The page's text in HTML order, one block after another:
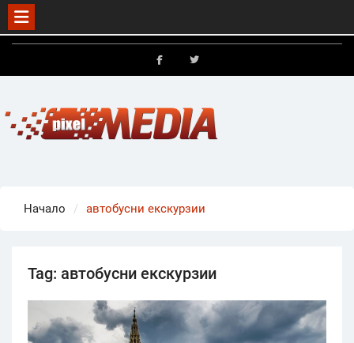
Skip
Начало автобусни екскурзии
Tag: автобусни екскурзии